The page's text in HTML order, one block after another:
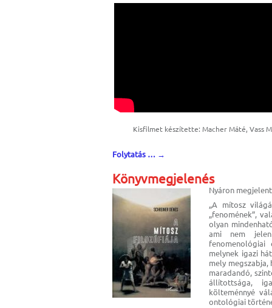
Kisfilmet készítette: Macher Máté, Vass
Folytatás … →
Könyvmegjelenés
Nyáron
„A mítosz
„fenomének”,
olyan
ami nem
melynek igazi
mely
maradandó,
állítottsága,
költeménnyé
ontológiai